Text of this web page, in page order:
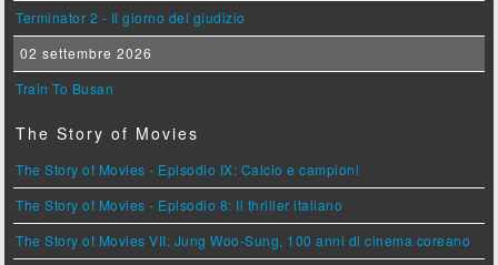
Terminator 2 - Il giorno del giudizio
02 settembre 2026
Train To Busan
The Story of Movies
The Story of Movies - Episodio IX: Calcio e campioni
The Story of Movies - Episodio 8: Il thriller italiano
The Story of Movies VII: Jung Woo-Sung, 100 anni di cinema coreano